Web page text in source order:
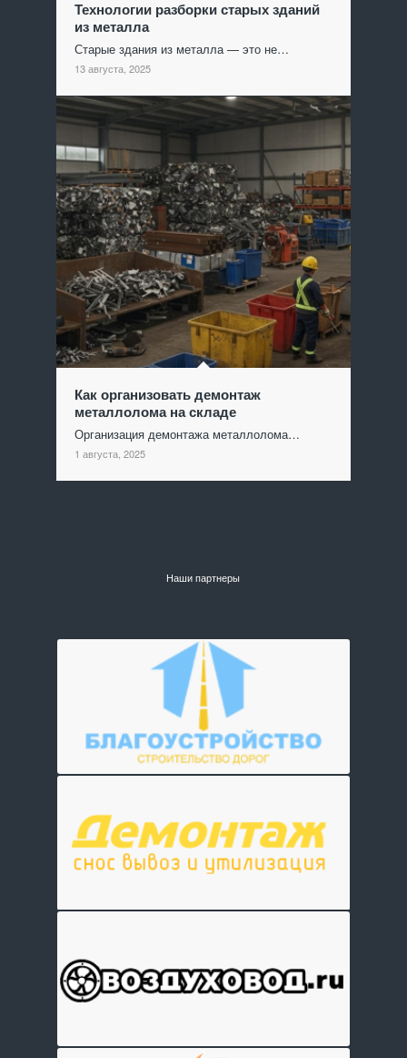
Технологии разборки старых зданий
из металла
Старые здания из металла — это не…
13 августа, 2025
Как организовать демонтаж
металлолома на складе
Организация демонтажа металлолома…
1 августа, 2025
Наши партнеры